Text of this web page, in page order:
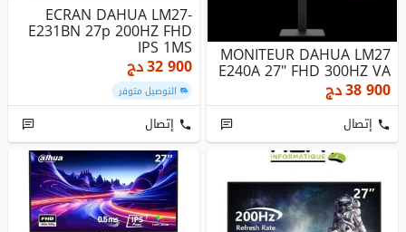
MONITEUR DAHUA LM27
E240A 27" FHD 300HZ VA
38 900دج
إتصال
ECRAN DAHUA LM27-
E231BN 27p 200HZ FHD
IPS 1MS
32 900دج
التوصيل متوفر
إتصال